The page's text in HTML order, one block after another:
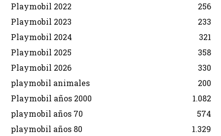
Playmobil 2022
256
Playmobil 2023
233
Playmobil 2024
321
Playmobil 2025
358
Playmobil 2026
330
playmobil animales
200
Playmobil años 2000
1.082
playmobil años 70
574
playmobil años 80
1.329